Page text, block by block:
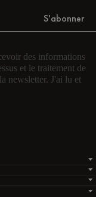
S'abonner
des informations
et le traitement de
newsletter. J'ai lu et